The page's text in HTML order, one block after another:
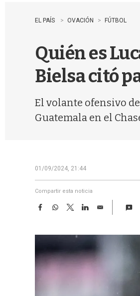
EL PAÍS OVACIÓN FÚTBOL
Quién es
Bielsa citó
El volante ofensivo
Guatemala en el
01/09/2024, 21:44
Compartir esta noticia
F
e
o
o
W
t
A
p
T
w
t
e
r
L
k
d
I
E
i